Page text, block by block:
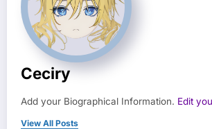
Ceciry
Add your Biographical Information. Edit
View All Posts